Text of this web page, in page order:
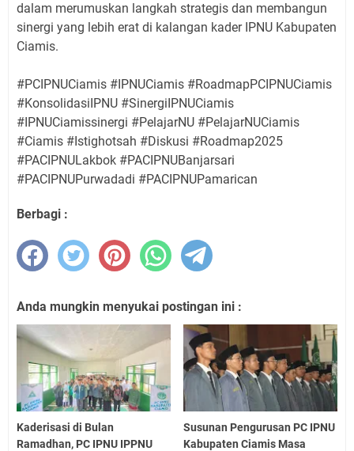
dalam merumuskan langkah strategis dan membangun
sinergi yang lebih erat di kalangan kader IPNU Kabupaten
Ciamis.
#PCIPNUCiamis #IPNUCiamis #RoadmapPCIPNUCiamis
#KonsolidasiIPNU #SinergiIPNUCiamis
#IPNUCiamissinergi #PelajarNU #PelajarNUCiamis
#Ciamis #Istighotsah #Diskusi #Roadmap2025
#PACIPNULakbok #PACIPNUBanjarsari
#PACIPNUPurwadadi #PACIPNUPamarican
Berbagi :
Anda mungkin menyukai postingan ini :
Kaderisasi di Bulan
Ramadhan, PC IPNU IPPNU
Susunan Pengurusan PC IPNU
Kabupaten Ciamis Masa